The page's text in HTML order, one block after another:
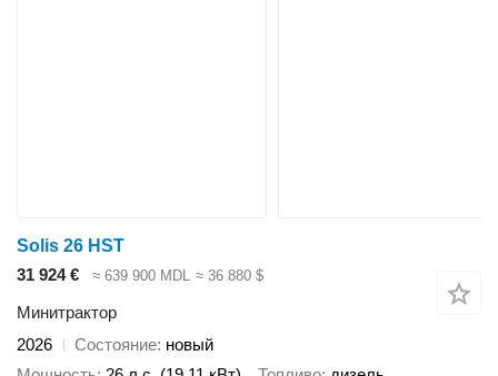
Solis 26 HST
31 924 €
≈ 639 900 MDL ≈ 36 880 $
Минитрактор
2026
Состояние новый